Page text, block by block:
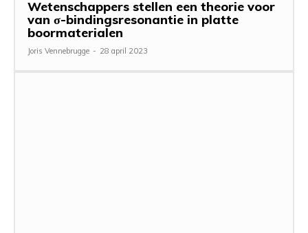
Wetenschappers stellen een theorie voor
van σ-bindingsresonantie in platte
boormaterialen
Joris Vennebrugge - 28 april 2023